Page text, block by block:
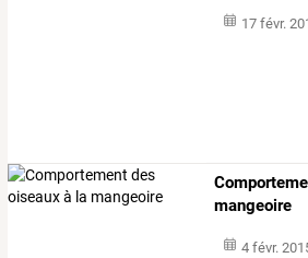
17 févr.
mangeoire
4 févr.